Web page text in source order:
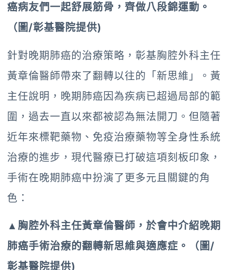
癌病友們一起舒展筋骨，齊做八段錦運動。
（圖/彰基醫院提供)
針對晚期肺癌的治療策略，彰基胸腔外科主任
黃章倫醫師帶來了翻轉以往的「新思維」。黃
主任說明，晚期肺癌因為疾病已超過局部的範
圍，過去一直以來都被認為無法開刀。但隨著
近年來標靶藥物、免疫治療藥物等全身性系統
治療的進步，現代醫療已打破這項刻板印象，
手術在晚期肺癌中扮演了更多元且關鍵的角
色：
▲胸腔外科主任黃章倫醫師，於會中介紹晚期
肺癌手術治療的翻轉新思維與適應症。（圖/
彰基醫院提供)